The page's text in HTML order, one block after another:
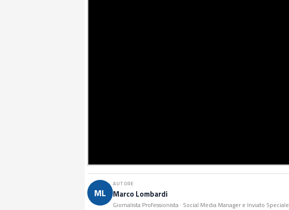
ML
AUTORE
Marco Lombardi
Giornalista Professionista · Social Media Manager e Inviato Speciale